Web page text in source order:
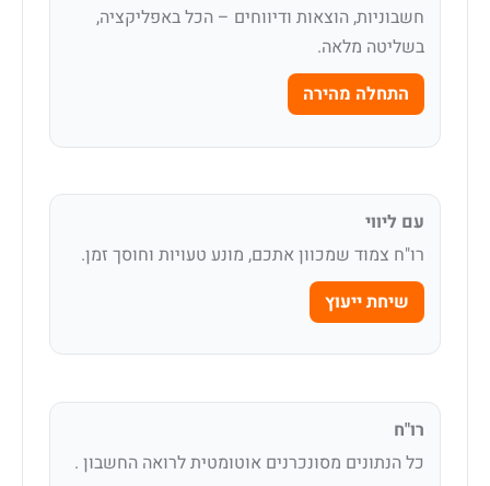
חשבוניות, הוצאות ודיווחים – הכל באפליקציה,
בשליטה מלאה.
התחלה מהירה
עם ליווי
רו"ח צמוד שמכוון אתכם, מונע טעויות וחוסך זמן.
שיחת ייעוץ
רו"ח
כל הנתונים מסונכרנים אוטומטית לרואה החשבון .